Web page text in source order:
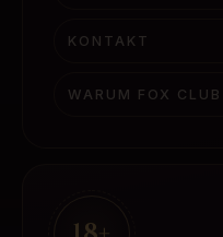
KONTAKT
WARUM FOX CLUB